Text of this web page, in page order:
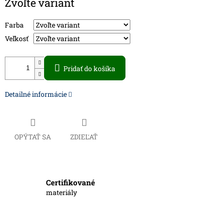
Zvoľte variant
Farba
Veľkosť
Pridať do košíka
Detailné informácie
OPÝTAŤ SA ZDIEĽAŤ
Certifikované
materiály